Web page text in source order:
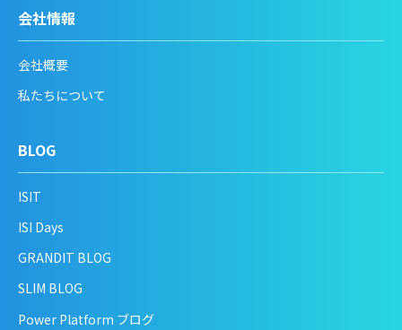
会社情報
会社概要
私たちについて
BLOG
ISIT
ISI Days
GRANDIT BLOG
SLIM BLOG
Power Platform ブログ